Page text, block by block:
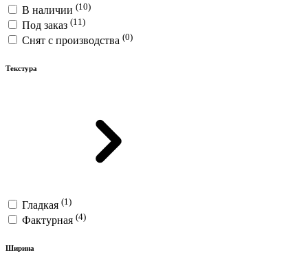
В наличии (10)
Под заказ (11)
Снят с производства (0)
Текстура
Гладкая (1)
Фактурная (4)
Ширина